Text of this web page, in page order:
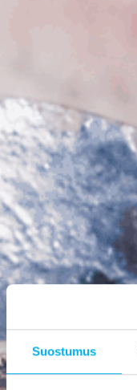
Suostumus